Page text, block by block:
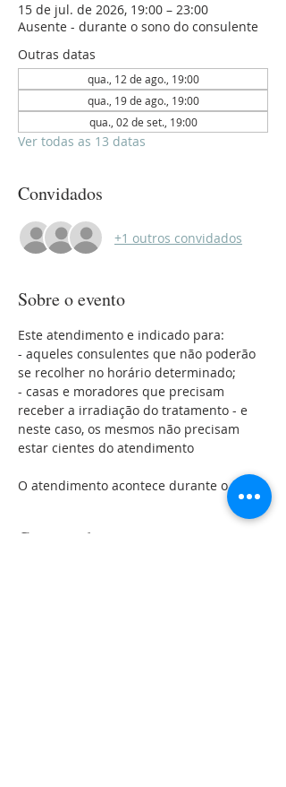
15 de jul. de 2026, 19:00 – 23:00
Ausente - durante o sono do consulente
Outras datas
qua., 12 de ago., 19:00
qua., 19 de ago., 19:00
qua., 02 de set., 19:00
Ver todas as 13 datas
Convidados
+1 outros convidados
Sobre o evento
Este atendimento e indicado para:
- aqueles consulentes que não poderão
se recolher no horário determinado;
- casas e moradores que precisam
receber a irradiação do tratamento - e
neste caso, os mesmos não precisam
estar cientes do atendimento
O atendimento acontece durante o sono.
Compartilhe esse evento